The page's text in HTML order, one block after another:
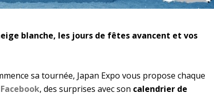
blanche, les jours de fêtes avancent et vos
sa tournée, Japan Expo vous propose chaque
Facebook, des surprises avec son calendrier de